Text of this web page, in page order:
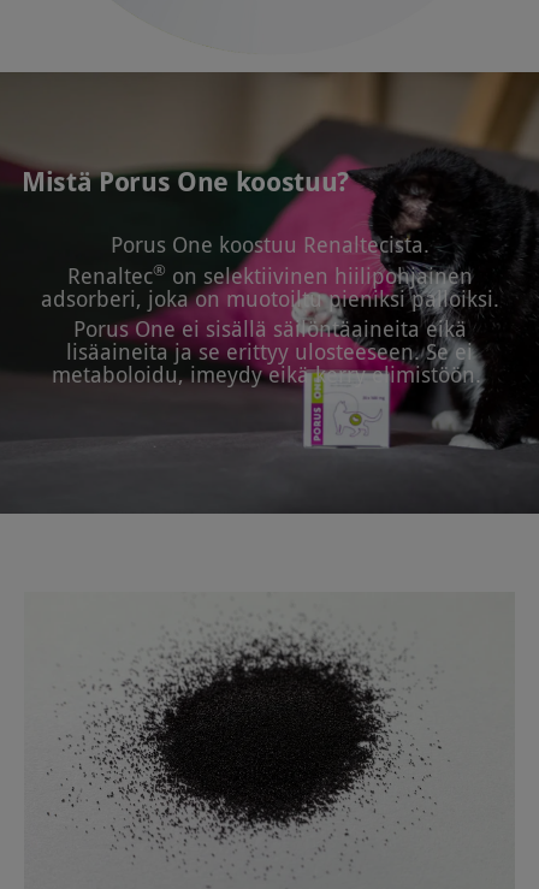
Mistä Porus One koostuu?
Porus One koostuu Renaltecista.
Renaltec® on selektiivinen hiilipohjainen
adsorberi, joka on muotoiltu pieniksi palloiksi.
Porus One ei sisällä säilöntäaineita eikä
lisäaineita ja se erittyy ulosteeseen. Se ei
metaboloidu, imeydy eikä kerry elimistöön.